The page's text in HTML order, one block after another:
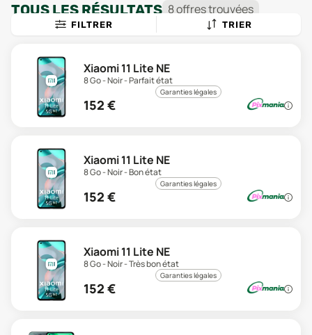
TOUS LES RÉSULTATS 8offrestrouvées
FILTRER TRIER
Xiaomi 11 Lite NE
8 Go - Noir - Parfait état
Garanties légales
152 €
Xiaomi 11 Lite NE
8 Go - Noir - Bon état
Garanties légales
152 €
Xiaomi 11 Lite NE
8 Go - Noir - Très bon état
Garanties légales
152 €